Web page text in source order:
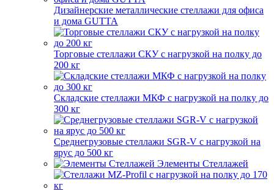
Дизайнерские металлические стеллажи для офиса
и дома GUTTA
Торговые стеллажи СКУ с нагрузкой на полку до
200 кг
Складские стеллажи МКФ с нагрузкой на полку до
300 кг
Среднегрузовые стеллажи SGR-V с нагрузкой на
ярус до 500 кг
Элементы Стеллажей